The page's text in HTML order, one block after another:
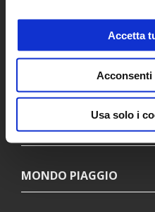
Accetta
Acconsenti
Usa solo i
ACCESSORI
MONDO PIAGGIO